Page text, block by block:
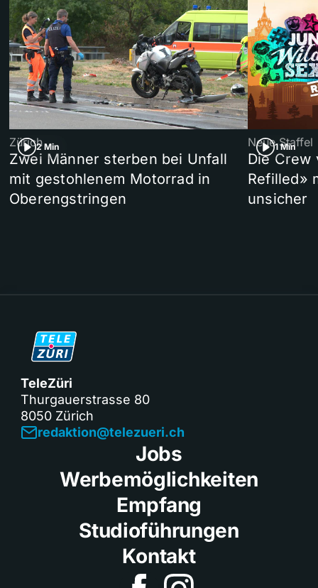
2 Min
Zürich
Zwei Männer sterben bei Unfall
mit gestohlenem Motorrad in
Oberengstringen
1 Min
Neue Staffel
Die Crew
Refilled»
unsicher
TeleZüri
Thurgauerstrasse 80
8050 Zürich
redaktion@telezueri.ch
Jobs
Werbemöglichkeiten
Empfang
Studioführungen
Kontakt